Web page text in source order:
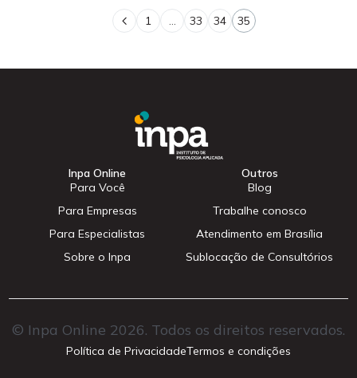
1 … 33 34 35
Inpa Online
Para Você
Para Empresas
Para Especialistas
Sobre o Inpa
Outros
Blog
Trabalhe conosco
Atendimento em Brasília
Sublocação de Consultórios
© Inpa Online 2026. Todos os direitos reservados.
Política de PrivacidadeTermos e condições